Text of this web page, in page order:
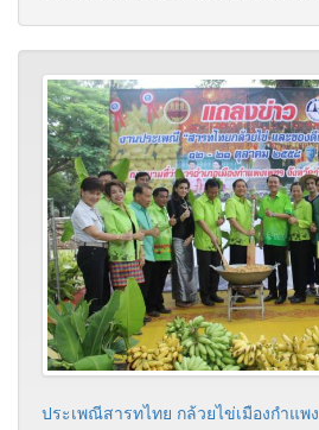
ประเพณีสารทไทย กล้วยไข่เมืองกำแพง